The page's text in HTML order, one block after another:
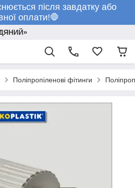
після завдатку або
оплати!🛑
Поліпропіленові фітинги